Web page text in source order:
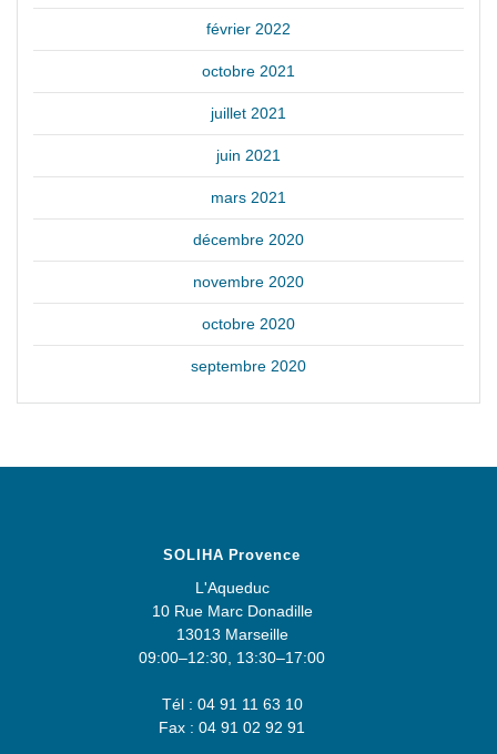
février 2022
octobre 2021
juillet 2021
juin 2021
mars 2021
décembre 2020
novembre 2020
octobre 2020
septembre 2020
SOLIHA Provence
L'Aqueduc
10 Rue Marc Donadille
13013 Marseille
09:00–12:30, 13:30–17:00
Tél : 04 91 11 63 10
Fax : 04 91 02 92 91